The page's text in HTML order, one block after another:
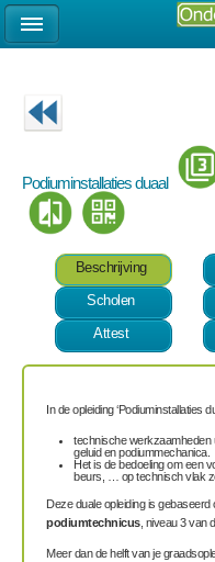
Podiuminstallaties duaal
Beschrijving
Scholen
Attest
In de opleiding ‘Podiuminstallaties
technische werkzaamheden
geluid en podiummechanica.
Het is de bedoeling om een
beurs, … op technisch vlak
Deze duale opleiding is
podiumtechnicus, niveau 3 van
Meer dan de helft van je